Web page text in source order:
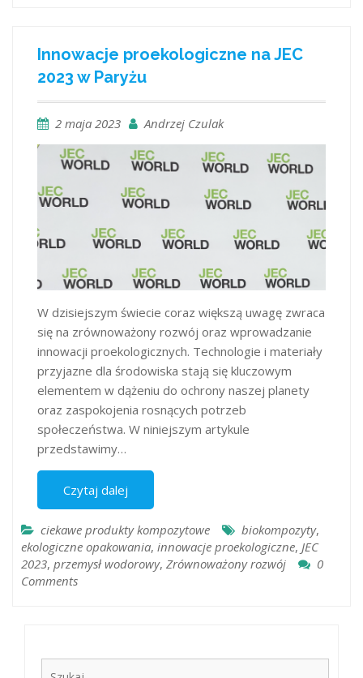
Innowacje proekologiczne na JEC
2023 w Paryżu
2 maja 2023 Andrzej Czulak
W dzisiejszym świecie coraz większą uwagę zwraca
się na zrównoważony rozwój oraz wprowadzanie
innowacji proekologicznych. Technologie i materiały
przyjazne dla środowiska stają się kluczowym
elementem w dążeniu do ochrony naszej planety
oraz zaspokojenia rosnących potrzeb
społeczeństwa. W niniejszym artykule
przedstawimy…
Czytaj dalej
ciekawe produkty kompozytowe biokompozyty,
ekologiczne opakowania, innowacje proekologiczne, JEC
2023, przemysł wodorowy, Zrównoważony rozwój
0
Comments